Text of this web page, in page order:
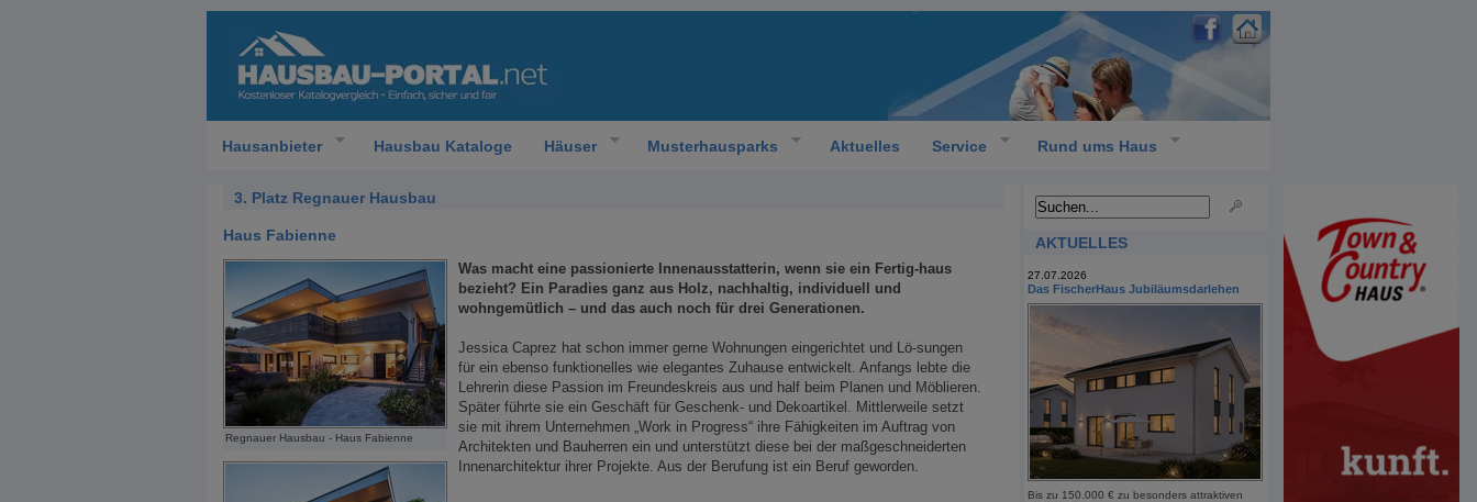
Hausanbieter Hausbau Kataloge Häuser Musterhausparks Aktuelles Service Rund ums Haus
3. Platz Regnauer Hausbau
Haus Fabienne
Regnauer Hausbau - Haus Fabienne
Was macht eine passionierte Innenausstatterin, wenn sie ein Fertig-haus
bezieht? Ein Paradies ganz aus Holz, nachhaltig, individuell und
wohngemütlich – und das auch noch für drei Generationen.
Jessica Caprez hat schon immer gerne Wohnungen eingerichtet und Lö-sungen
für ein ebenso funktionelles wie elegantes Zuhause entwickelt. Anfangs lebte die
Lehrerin diese Passion im Freundeskreis aus und half beim Planen und Möblieren.
Später führte sie ein Geschäft für Geschenk- und Dekoartikel. Mittlerweile setzt
sie mit ihrem Unternehmen „Work in Progress“ ihre Fähigkeiten im Auftrag von
Architekten und Bauherren ein und unterstützt diese bei der maßgeschneiderten
Innenarchitektur ihrer Projekte. Aus der Berufung ist ein Beruf geworden.
AKTUELLES
27.07.2026
Das FischerHaus Jubiläumsdarlehen
Bis zu 150.000 € zu besonders attraktiven